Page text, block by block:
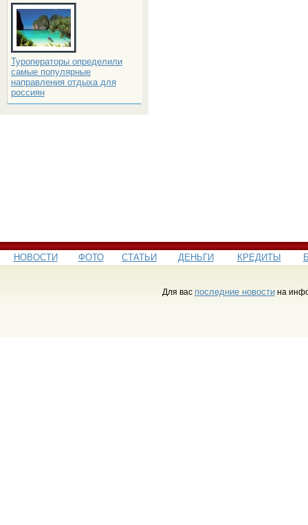
Туроператоры определили
самые популярные
направления отдыха для
россиян
НОВОСТИ ФОТО СТАТЬИ ДЕНЬГИ КРЕДИТЫ
Для вас последние новостина